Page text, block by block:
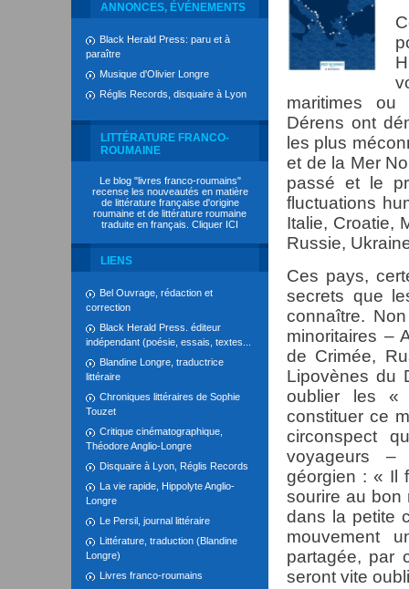
ANNONCES, ÉVÉNEMENTS
Black Herald Press: paru et à
paraître
Musique d'Olivier Longre
Réglis Records, disquaire à Lyon
LITTÉRATURE FRANCO-
ROUMAINE
Le blog "livres franco-roumains"
recense les nouveautés en matière
de littérature française d'origine
roumaine et de littérature roumaine
traduite en français. Cliquer ICI
LIENS
Bel Ouvrage, rédaction et
correction
Black Herald Press. éditeur
indépendant (poésie, essais, textes...
Blandine Longre, traductrice
littéraire
Chroniques littéraires de Sophie
Touzet
Critique cinématographique,
Théodore Anglio-Longre
Disquaire à Lyon, Réglis Records
La vie rapide, Hippolyte Anglio-
Longre
Le Persil, journal littéraire
Littérature, traduction (Blandine
Longre)
Livres franco-roumains
maritimes ou
Dérens ont
les plus
et de la Mer
passé et le
fluctuations
Italie, Croatie,
Russie,
Ces pays,
secrets que
connaître.
minoritaires –
de Crimée,
Lipovènes du
oublier les «
constituer ce
circonspect
voyageurs –
géorgien : « Il
sourire au bon
dans la petite
mouvement
partagée, par
seront vite